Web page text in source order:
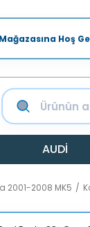
Hoş
AUDİ
2001-2008 MK5